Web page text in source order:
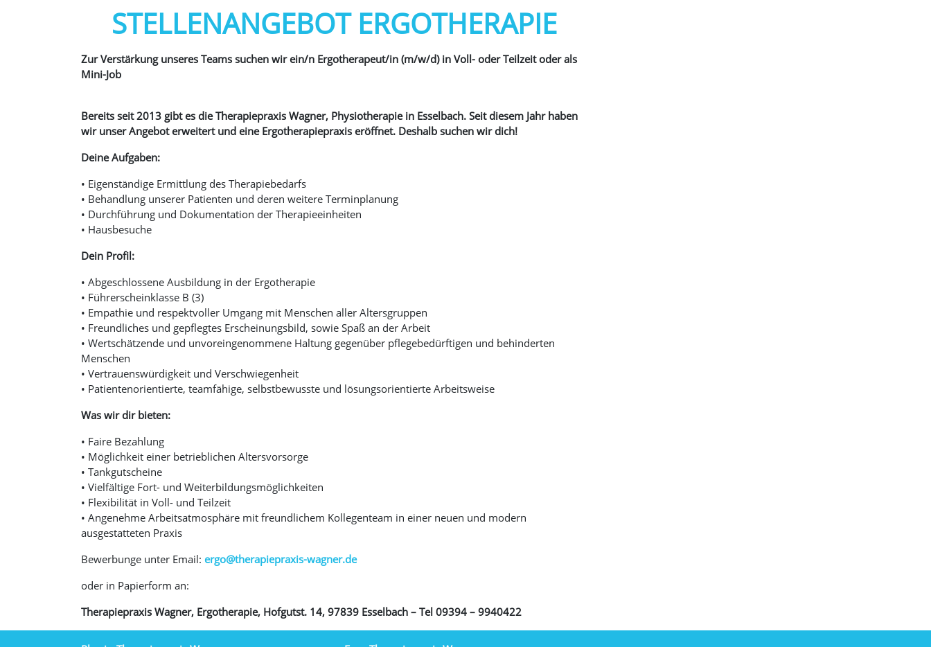
STELLENANGEBOT ERGOTHERAPIE
Zur Verstärkung unseres Teams suchen wir ein/n Ergotherapeut/in (m/w/d) in Voll- oder Teilzeit oder als
Mini-Job
Bereits seit 2013 gibt es die Therapiepraxis Wagner, Physiotherapie in Esselbach. Seit diesem Jahr haben
wir unser Angebot erweitert und eine Ergotherapiepraxis eröffnet. Deshalb suchen wir dich!
Deine Aufgaben:
• Eigenständige Ermittlung des Therapiebedarfs
• Behandlung unserer Patienten und deren weitere Terminplanung
• Durchführung und Dokumentation der Therapieeinheiten
• Hausbesuche
Dein Profil:
• Abgeschlossene Ausbildung in der Ergotherapie
• Führerscheinklasse B (3)
• Empathie und respektvoller Umgang mit Menschen aller Altersgruppen
• Freundliches und gepflegtes Erscheinungsbild, sowie Spaß an der Arbeit
• Wertschätzende und unvoreingenommene Haltung gegenüber pflegebedürftigen und behinderten
Menschen
• Vertrauenswürdigkeit und Verschwiegenheit
• Patientenorientierte, teamfähige, selbstbewusste und lösungsorientierte Arbeitsweise
Was wir dir bieten:
• Faire Bezahlung
• Möglichkeit einer betrieblichen Altersvorsorge
• Tankgutscheine
• Vielfältige Fort- und Weiterbildungsmöglichkeiten
• Flexibilität in Voll- und Teilzeit
• Angenehme Arbeitsatmosphäre mit freundlichem Kollegenteam in einer neuen und modern
ausgestatteten Praxis
Bewerbunge unter Email: ergo@therapiepraxis-wagner.de
oder in Papierform an:
Therapiepraxis Wagner, Ergotherapie, Hofgutst. 14, 97839 Esselbach – Tel 09394 – 9940422